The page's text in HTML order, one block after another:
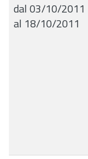
dal 03/10/2011
al 18/10/2011